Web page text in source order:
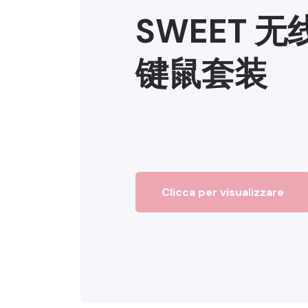
SWEET 无
键鼠套装
Clicca per visualizzare